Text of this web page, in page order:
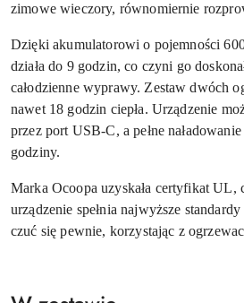
zimowe wieczory, równomiernie
Dzięki akumulatorowi o pojemności
działa do 9 godzin, co czyni go
całodzienne wyprawy. Zestaw dwóch
nawet 18 godzin ciepła. Urządzenie
przez port USB-C, a pełne
godziny.
Marka Ocoopa uzyskała certyfikat UL,
urządzenie spełnia najwyższe
czuć się pewnie, korzystając z